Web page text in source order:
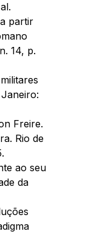
partir
14, p.
Freire.
Rio de
ao seu
da